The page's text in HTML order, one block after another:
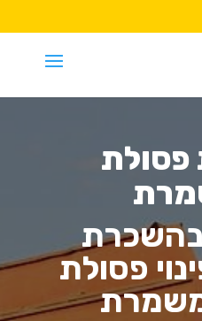
פסולת
פסולת